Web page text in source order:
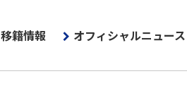
移籍情報 オフィシャルニュース